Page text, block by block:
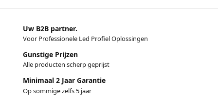
Uw B2B partner.
Voor Professionele Led Profiel Oplossingen
Gunstige Prijzen
Alle producten scherp geprijst
Minimaal 2 Jaar Garantie
Op sommige zelfs 5 jaar